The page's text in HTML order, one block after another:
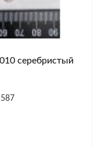
серебристый